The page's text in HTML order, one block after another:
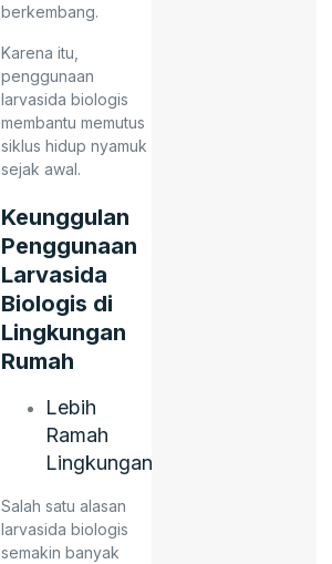
berkembang.
Karena itu,
penggunaan
larvasida biologis
membantu memutus
siklus hidup nyamuk
sejak awal.
Keunggulan
Penggunaan
Larvasida
Biologis di
Lingkungan
Rumah
Lebih
Ramah
Lingkungan
Salah satu alasan
larvasida biologis
semakin banyak